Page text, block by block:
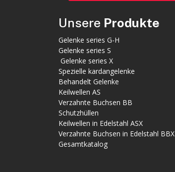
Unsere Produkte
Gelenke series G-H
Gelenke series S
Gelenke series X
Spezielle kardangelenke
Behandelt Gelenke
Keilwellen AS
Verzahnte Buchsen BB
Schutzhüllen
Keilwellen in Edelstahl ASX
Verzahnte Buchsen in Edelstahl BBX
Gesamtkatalog